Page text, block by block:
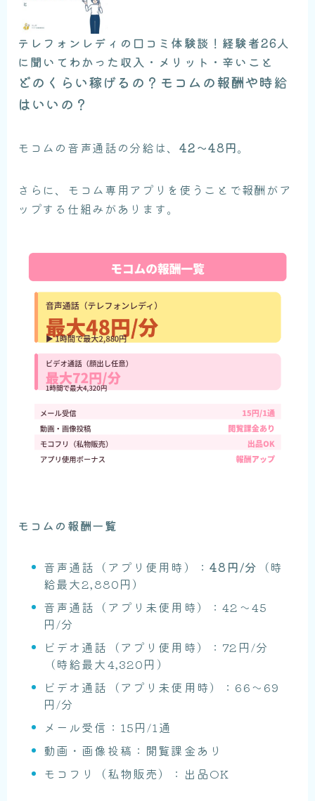
テレフォンレディの口コミ体験談！経験者26人
に聞いてわかった収入・メリット・辛いこと
どのくらい稼げるの？モコムの報酬や時給
はいいの？
モコムの音声通話の分給は、42〜48円。
さらに、モコム専用アプリを使うことで報酬がア
ップする仕組みがあります。
モコムの報酬一覧
音声通話（アプリ使用時）：48円/分 （時
給最大2,880円）
音声通話（アプリ未使用時）：42〜45
円/分
ビデオ通話（アプリ使用時）：72円/分
（時給最大4,320円）
ビデオ通話（アプリ未使用時）：66〜69
円/分
メール受信：15円/1通
動画・画像投稿：閲覧課金あり
モコフリ（私物販売）：出品OK